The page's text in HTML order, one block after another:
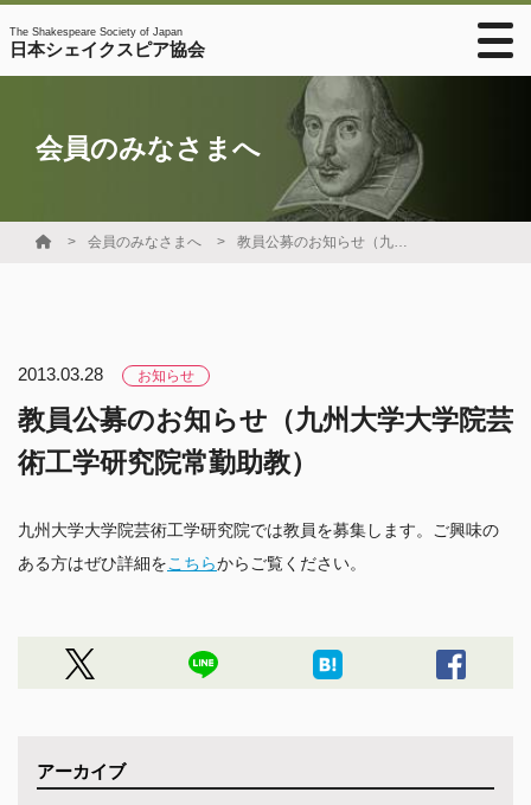
The Shakespeare Society of Japan
日本シェイクスピア協会
会員のみなさまへ
会員のみなさまへ 教員公募のお知らせ（九州大学大学院芸術工学研究院常勤助教）
2013.03.28 お知らせ
教員公募のお知らせ（九州大学大学院芸
術工学研究院常勤助教）
九州大学大学院芸術工学研究院では教員を募集します。ご興味の
ある方はぜひ詳細をこちらからご覧ください。
アーカイブ